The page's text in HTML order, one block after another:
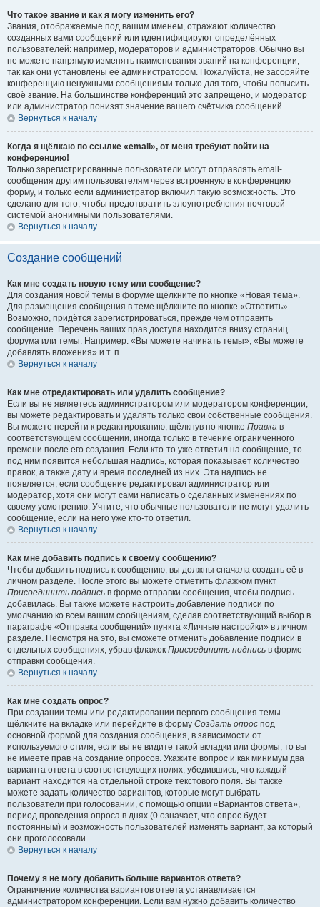
Что такое звание и как я могу изменить его?
Звания, отображаемые под вашим именем, отражают количество
созданных вами сообщений или идентифицируют определённых
пользователей: например, модераторов и администраторов. Обычно вы
не можете напрямую изменять наименования званий на конференции,
так как они установлены её администратором. Пожалуйста, не засоряйте
конференцию ненужными сообщениями только для того, чтобы повысить
своё звание. На большинстве конференций это запрещено, и модератор
или администратор понизят значение вашего счётчика сообщений.
Вернуться к началу
Когда я щёлкаю по ссылке «email», от меня требуют войти на
конференцию!
Только зарегистрированные пользователи могут отправлять email-
сообщения другим пользователям через встроенную в конференцию
форму, и только если администратор включил такую возможность. Это
сделано для того, чтобы предотвратить злоупотребления почтовой
системой анонимными пользователями.
Вернуться к началу
Создание сообщений
Как мне создать новую тему или сообщение?
Для создания новой темы в форуме щёлкните по кнопке «Новая тема».
Для размещения сообщения в теме щёлкните по кнопке «Ответить».
Возможно, придётся зарегистрироваться, прежде чем отправить
сообщение. Перечень ваших прав доступа находится внизу страниц
форума или темы. Например: «Вы можете начинать темы», «Вы можете
добавлять вложения» и т. п.
Вернуться к началу
Как мне отредактировать или удалить сообщение?
Если вы не являетесь администратором или модератором конференции,
вы можете редактировать и удалять только свои собственные сообщения.
Вы можете перейти к редактированию, щёлкнув по кнопке Правка в
соответствующем сообщении, иногда только в течение ограниченного
времени после его создания. Если кто-то уже ответил на сообщение, то
под ним появится небольшая надпись, которая показывает количество
правок, а также дату и время последней из них. Эта надпись не
появляется, если сообщение редактировал администратор или
модератор, хотя они могут сами написать о сделанных изменениях по
своему усмотрению. Учтите, что обычные пользователи не могут удалить
сообщение, если на него уже кто-то ответил.
Вернуться к началу
Как мне добавить подпись к своему сообщению?
Чтобы добавить подпись к сообщению, вы должны сначала создать её в
личном разделе. После этого вы можете отметить флажком пункт
Присоединить подпись в форме отправки сообщения, чтобы подпись
добавилась. Вы также можете настроить добавление подписи по
умолчанию ко всем вашим сообщениям, сделав соответствующий выбор в
параграфе «Отправка сообщений» пункта «Личные настройки» в личном
разделе. Несмотря на это, вы сможете отменить добавление подписи в
отдельных сообщениях, убрав флажок Присоединить подпись в форме
отправки сообщения.
Вернуться к началу
Как мне создать опрос?
При создании темы или редактировании первого сообщения темы
щёлкните на вкладке или перейдите в форму Создать опрос под
основной формой для создания сообщения, в зависимости от
используемого стиля; если вы не видите такой вкладки или формы, то вы
не имеете прав на создание опросов. Укажите вопрос и как минимум два
варианта ответа в соответствующих полях, убедившись, что каждый
вариант находится на отдельной строке текстового поля. Вы также
можете задать количество вариантов, которые могут выбрать
пользователи при голосовании, с помощью опции «Вариантов ответа»,
период проведения опроса в днях (0 означает, что опрос будет
постоянным) и возможность пользователей изменять вариант, за который
они проголосовали.
Вернуться к началу
Почему я не могу добавить больше вариантов ответа?
Ограничение количества вариантов ответа устанавливается
администратором конференции. Если вам нужно добавить количество